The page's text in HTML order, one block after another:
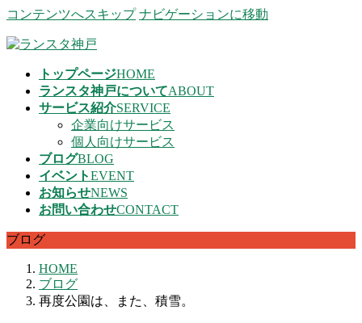
コンテンツへスキップ ナビゲーションに移動
トップページHOME
ランスタ神戸についてABOUT
サービス紹介SERVICE
企業向けサービス
個人向けサービス
ブログBLOG
イベントEVENT
お知らせNEWS
お問い合わせCONTACT
ブログ
HOME
ブログ
再度公園は、また、積雪。